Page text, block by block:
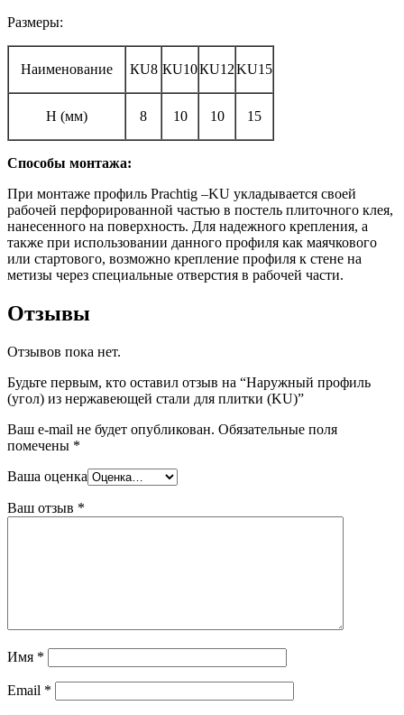
Размеры:
Наименование КU8 КU10КU12KU15
Н (мм) 8 10 10 15
Способы монтажа:
При монтаже профиль Prachtig –KU укладывается своей
рабочей перфорированной частью в постель плиточного клея,
нанесенного на поверхность. Для надежного крепления, а
также при использовании данного профиля как маячкового
или стартового, возможно крепление профиля к стене на
метизы через специальные отверстия в рабочей части.
Отзывы
Отзывов пока нет.
Будьте первым, кто оставил отзыв на “Наружный профиль
(угол) из нержавеющей стали для плитки (KU)”
Ваш e-mail не будет опубликован. Обязательные поля
помечены *
Ваша оценка
Ваш отзыв *
Имя *
Email *